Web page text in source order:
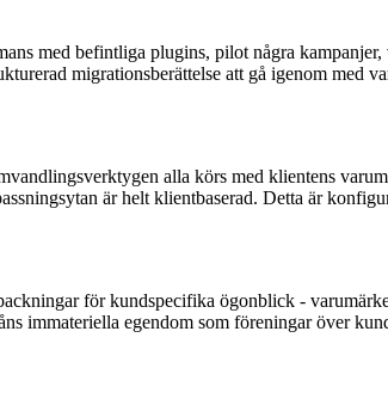
med befintliga plugins, pilot några
migrationsberättelse att gå igenom med
alla körs med klientens
är helt klientbaserad. Detta är
för kundspecifika ögonblick -
immateriella egendom som föreningar över